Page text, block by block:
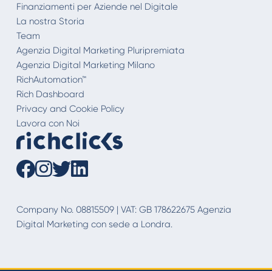
Finanziamenti per Aziende nel Digitale
La nostra Storia
Team
Agenzia Digital Marketing Pluripremiata
Agenzia Digital Marketing Milano
RichAutomation™
Rich Dashboard
Privacy and Cookie Policy
Lavora con Noi
Company No. 08815509 | VAT: GB 178622675 Agenzia
Digital Marketing con sede a Londra.